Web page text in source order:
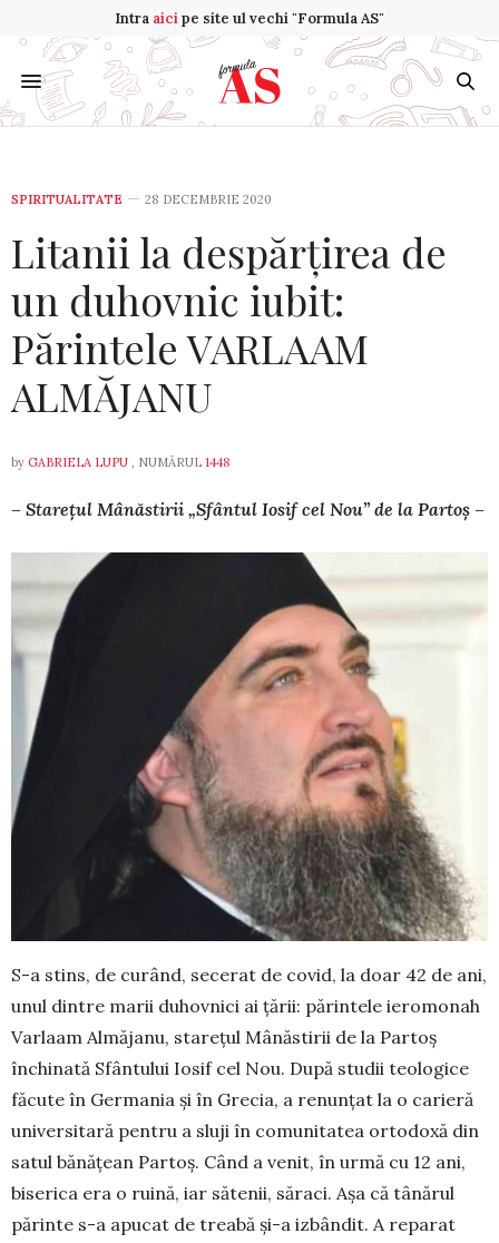
Intra aicipe site ul vechi "Formula AS"
SPIRITUALITATE 28 DECEMBRIE 2020
Litanii la despărțirea de
un duhovnic iubit:
Părintele VARLAAM
ALMĂJANU
by GABRIELA LUPU , NUMĂRUL 1448
– Starețul Mânăstirii „Sfântul Iosif cel Nou” de la Partoș –
S-a stins, de curând, secerat de covid, la doar 42 de ani,
unul dintre marii du­hov­nici ai țării: părintele ieromonah
Var­laam Almăjanu, starețul Mânăstirii de la Partoș
închi­nată Sfântului Iosif cel Nou. După studii teo­logice
făcute în Germania și în Grecia, a renunțat la o carieră
universitară pentru a sluji în comunitatea ortodoxă din
satul bănățean Partoș. Când a venit, în urmă cu 12 ani,
bise­rica era o ruină, iar sătenii, săraci. Așa că tânărul
părinte s-a apucat de treabă și-a izbândit. A reparat